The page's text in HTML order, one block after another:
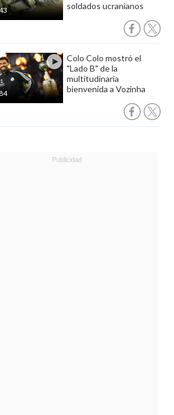
soldados ucranianos
Colo Colo mostró el
"Lado B" de la
multitudinaria
bienvenida a Vozinha